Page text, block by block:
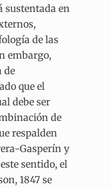
sustentada en
de las
embargo,
de
que el
debe ser
de
respalden
Gasperín y
sentido, el
1847 se